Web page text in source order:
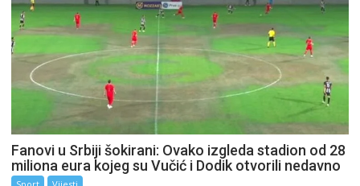
Fanovi u Srbiji šokirani: Ovako izgleda stadion od 28
miliona eura kojeg su Vučić i Dodik otvorili nedavno